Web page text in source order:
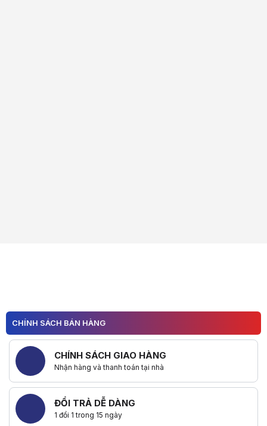
CHÍNH SÁCH BÁN HÀNG
CHÍNH SÁCH GIAO HÀNG
Nhận hàng và thanh toán tại nhà
ĐỔI TRẢ DỄ DÀNG
1 đổi 1 trong 15 ngày